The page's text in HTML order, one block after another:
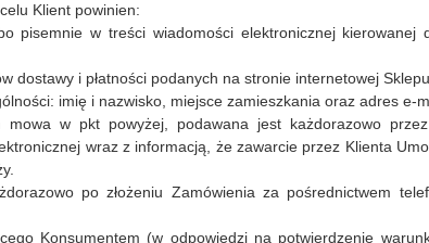
Klient powinien:
pisemnie w treści wiadomości elektronicznej kierowanej
dostawy i płatności podanych na stronie internetowej Sklepu,
imię i nazwisko, miejsce zamieszkania oraz adres e-
w pkt powyżej, podawana jest każdorazowo
wraz z informacją, że zawarcie przez Klienta
po złożeniu Zamówienia za pośrednictwem
Konsumentem (w odpowiedzi na potwierdzenie